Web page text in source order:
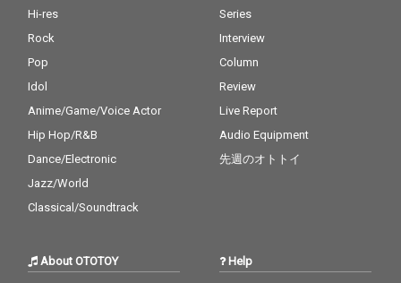
Hi-res
Rock
Pop
Idol
Anime/Game/Voice Actor
Hip Hop/R&B
Dance/Electronic
Jazz/World
Classical/Soundtrack
Series
Interview
Column
Review
Live Report
Audio Equipment
先週のオトトイ
About OTOTOY Help